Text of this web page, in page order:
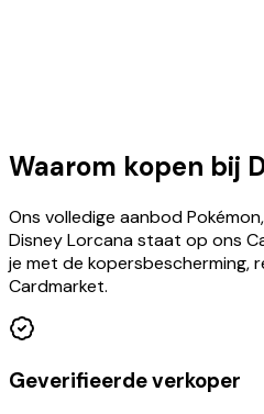
Waarom kopen bij
Ons volledige aanbod
Disney Lorcana staat op ons
je met de kopersbescherming,
Cardmarket.
Geverifieerde verkoper